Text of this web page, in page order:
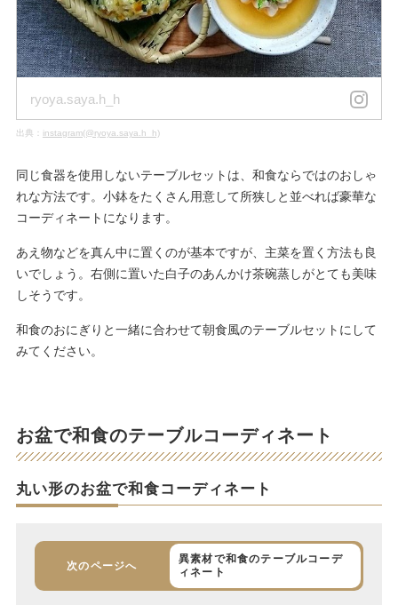
ryoya.saya.h_h
出典： instagram(@ryoya.saya.h_h)
同じ食器を使用しないテーブルセットは、和食ならではのおしゃ
れな方法です。小鉢をたくさん用意して所狭しと並べれば豪華な
コーディネートになります。
あえ物などを真ん中に置くのが基本ですが、主菜を置く方法も良
いでしょう。右側に置いた白子のあんかけ茶碗蒸しがとても美味
しそうです。
和食のおにぎりと一緒に合わせて朝食風のテーブルセットにして
みてください。
お盆で和食のテーブルコーディネート
丸い形のお盆で和食コーディネート
次のページへ
異素材で和食のテーブルコーデ
ィネート